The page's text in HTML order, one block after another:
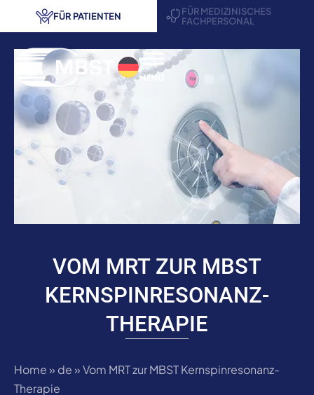
FÜR PATIENTEN
FÜR MEDIZINISCHES
FACHPERSONAL
Therapie
VOM MRT ZUR MBST
KERNSPINRESONANZ-
THERAPIE
Home» de»Vom MRT zur MBST Kernspinresonanz-
Therapie